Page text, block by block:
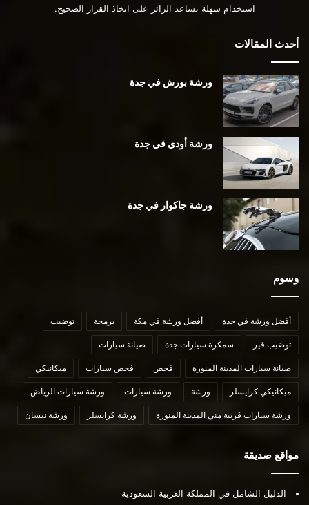
استخدام سهلة تساعد الزائر على اتخاذ القرار الصحيح.
أحدث المقالات
ورشة بورش في جدة
ورشة أودي في جدة
ورشة جاكوار في جدة
وسوم
أفضل ورشة في جدة أفضل ورشة في مكة برمجة توضيب
توضيب قير سمكرة سيارات جدة صيانة سيارات
صيانة سيارات المدينة المنورة فحص فحص سيارات ميكانيكي
ميكانيكي كرايسلر ورشة ورشة سيارات ورشة سيارات الرياض
ورشة سيارات قريبة مني المدينة المنورة ورشة كرايسلر ورشة نيسان
مواقع صديقة
الدليل الشامل في المملكة العربية السعودية